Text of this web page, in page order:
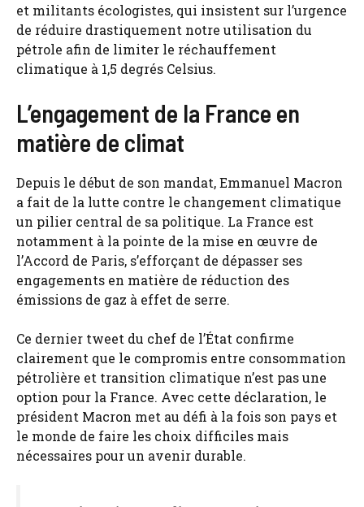
et militants écologistes, qui insistent sur l’urgence
de réduire drastiquement notre utilisation du
pétrole afin de limiter le réchauffement
climatique à 1,5 degrés Celsius.
L’engagement de la France en
matière de climat
Depuis le début de son mandat, Emmanuel Macron
a fait de la lutte contre le changement climatique
un pilier central de sa politique. La France est
notamment à la pointe de la mise en œuvre de
l’Accord de Paris, s’efforçant de dépasser ses
engagements en matière de réduction des
émissions de gaz à effet de serre.
Ce dernier tweet du chef de l’État confirme
clairement que le compromis entre consommation
pétrolière et transition climatique n’est pas une
option pour la France. Avec cette déclaration, le
président Macron met au défi à la fois son pays et
le monde de faire les choix difficiles mais
nécessaires pour un avenir durable.